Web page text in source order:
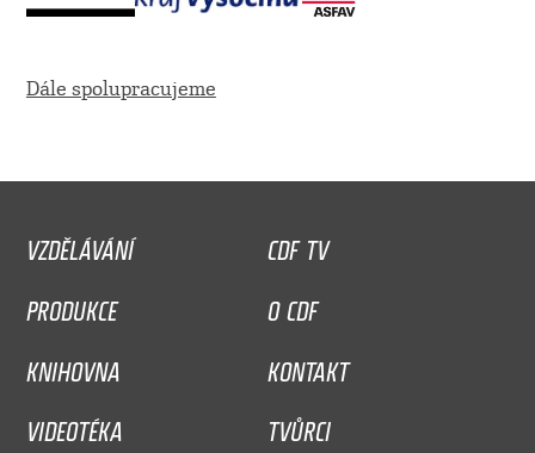
Dále spolupracujeme
VZDĚLÁVÁNÍ
CDF TV
PRODUKCE
O CDF
KNIHOVNA
KONTAKT
VIDEOTÉKA
TVŮRCI